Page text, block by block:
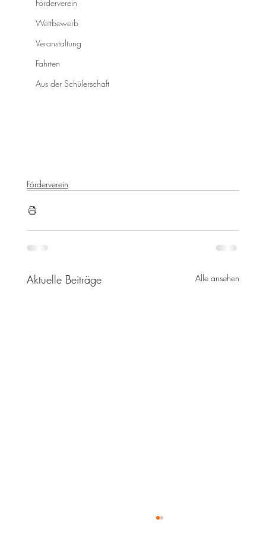
Förderverein
Wettbewerb
Veranstaltung
Fahrten
Aus der Schülerschaft
Förderverein
Aktuelle Beiträge Alle ansehen